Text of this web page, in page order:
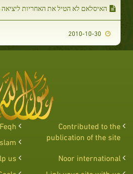
האיסלאם לא הטיל את האחריות ליציאה
Contributed to the
publication of the site
Feqh
Noor international
us